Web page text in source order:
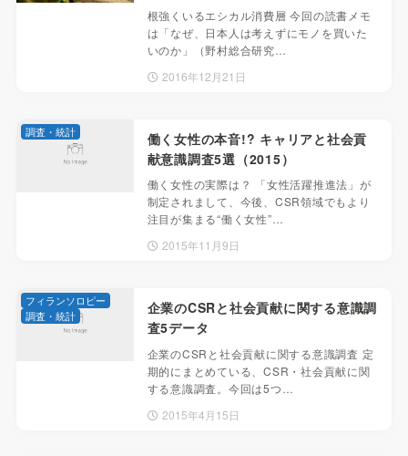
根強くいるエシカル消費層 今回の読書メモ
は「なぜ、日本人は考えずにモノを買いた
いのか」（野村総合研究…
2016年12月21日
働く女性の本音!? キャリアと社会貢
献意識調査5選（2015）
働く女性の実際は？ 「女性活躍推進法」が
制定されまして、今後、CSR領域でもより
注目が集まる“働く女性”…
2015年11月9日
調査・統計
企業のCSRと社会貢献に関する意識調
査5データ
企業のCSRと社会貢献に関する意識調査 定
期的にまとめている、CSR・社会貢献に関
する意識調査。今回は5つ…
2015年4月15日
フィランソロピー
調査・統計